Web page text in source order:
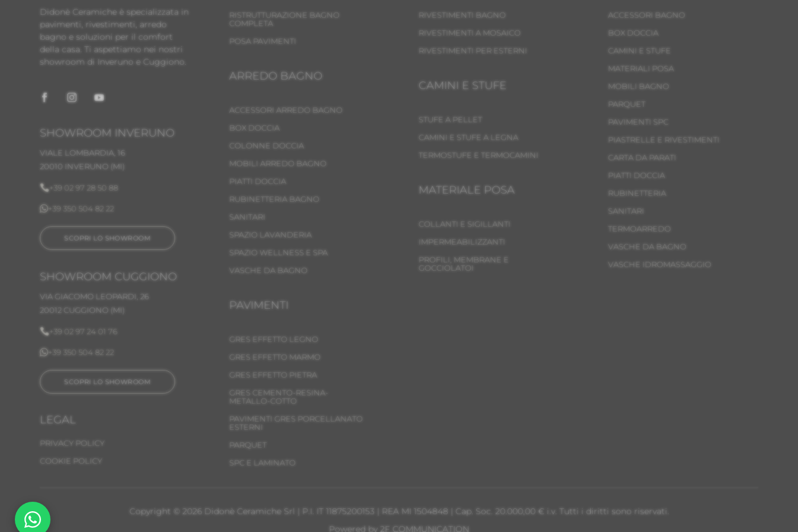
Didonè Ceramiche è specializzata in
pavimenti, rivestimenti, arredo
bagno e soluzioni per il comfort
della casa. Ti aspettiamo nei nostri
showroom di Inveruno e Cuggiono.
SHOWROOM INVERUNO
VIALE LOMBARDIA, 16
20010 INVERUNO (MI)
+39 02 97 28 50 88
+39 350 504 82 22
SCOPRI LO SHOWROOM
SHOWROOM CUGGIONO
VIA GIACOMO LEOPARDI, 26
20012 CUGGIONO (MI)
+39 02 97 24 01 76
+39 350 504 82 22
SCOPRI LO SHOWROOM
LEGAL
PRIVACY POLICY
COOKIE POLICY
RISTRUTTURAZIONE BAGNO
COMPLETA
POSA PAVIMENTI
ARREDO BAGNO
ACCESSORI ARREDO BAGNO
BOX DOCCIA
COLONNE DOCCIA
MOBILI ARREDO BAGNO
PIATTI DOCCIA
RUBINETTERIA BAGNO
SANITARI
SPAZIO LAVANDERIA
SPAZIO WELLNESS E SPA
VASCHE DA BAGNO
PAVIMENTI
GRES EFFETTO LEGNO
GRES EFFETTO MARMO
GRES EFFETTO PIETRA
GRES CEMENTO-RESINA-
METALLO-COTTO
PAVIMENTI GRES PORCELLANATO
ESTERNI
PARQUET
SPC E LAMINATO
RIVESTIMENTI BAGNO
RIVESTIMENTI A MOSAICO
RIVESTIMENTI PER ESTERNI
CAMINI E STUFE
STUFE A PELLET
CAMINI E STUFE A LEGNA
TERMOSTUFE E TERMOCAMINI
MATERIALE POSA
COLLANTI E SIGILLANTI
IMPERMEABILIZZANTI
PROFILI, MEMBRANE E
GOCCIOLATOI
ACCESSORI BAGNO
BOX DOCCIA
CAMINI E STUFE
MATERIALI POSA
MOBILI BAGNO
PARQUET
PAVIMENTI SPC
PIASTRELLE E RIVESTIMENTI
CARTA DA PARATI
PIATTI DOCCIA
RUBINETTERIA
SANITARI
TERMOARREDO
VASCHE DA BAGNO
VASCHE IDROMASSAGGIO
Copyright © 2026 Didonè Ceramiche Srl | P.I. IT 11875200153 | REA MI 1504848 | Cap. Soc. 20.000,00 € i.v. Tutti i diritti sono riservati.
Powered by 2F COMMUNICATION